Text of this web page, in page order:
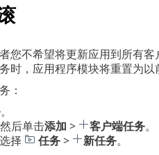
您不希望将更新应用到所有
时，应用程序模块将重置为以
：
。
后单击添加 > 客户端任务。
择 任务> 新任务。